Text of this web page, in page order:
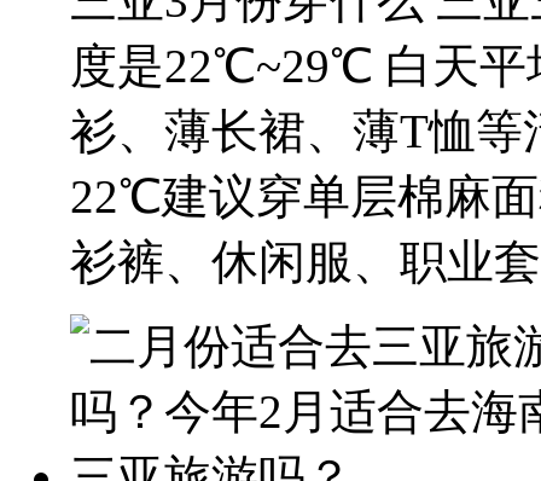
度是22℃~29℃ 白天
衫、薄长裙、薄T恤
22℃建议穿单层棉麻
衫裤、休闲服、职业